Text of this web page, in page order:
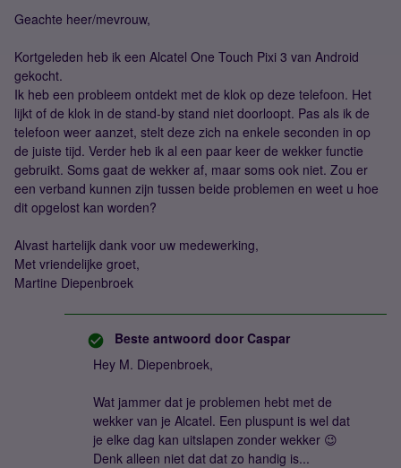
Geachte heer/mevrouw,
Kortgeleden heb ik een Alcatel One Touch Pixi 3 van Android
gekocht.
Ik heb een probleem ontdekt met de klok op deze telefoon. Het
lijkt of de klok in de stand-by stand niet doorloopt. Pas als ik de
telefoon weer aanzet, stelt deze zich na enkele seconden in op
de juiste tijd. Verder heb ik al een paar keer de wekker functie
gebruikt. Soms gaat de wekker af, maar soms ook niet. Zou er
een verband kunnen zijn tussen beide problemen en weet u hoe
dit opgelost kan worden?
Alvast hartelijk dank voor uw medewerking,
Met vriendelijke groet,
Martine Diepenbroek
Beste antwoord door Caspar
Hey M. Diepenbroek,
Wat jammer dat je problemen hebt met de
wekker van je Alcatel. Een pluspunt is wel dat
je elke dag kan uitslapen zonder wekker 😉
Denk alleen niet dat dat zo handig is...